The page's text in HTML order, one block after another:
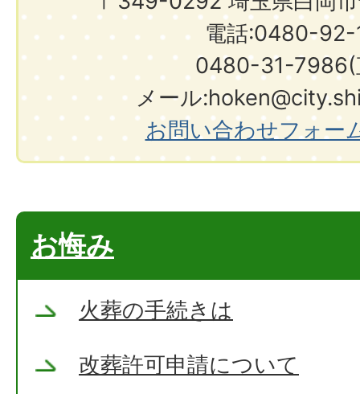
電話:0480-92-
0480-31-7986(
メール
お問い合わせフォー
お悔み
火葬の手続きは
改葬許可申請について